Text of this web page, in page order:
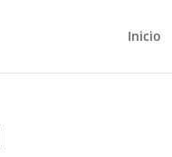
Inicio